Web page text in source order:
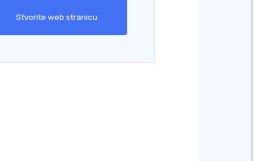
Stvorite web stranicu